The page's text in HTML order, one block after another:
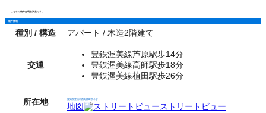
こちらの物件は現在満室です。
物件情報
種別 / 構造 アパート / 木造2階建て
交通
豊鉄渥美線芦原駅歩14分
豊鉄渥美線高師駅歩18分
豊鉄渥美線植田駅歩26分
所在地 愛知県豊橋市西高師町字小谷
地図
ストリートビュー